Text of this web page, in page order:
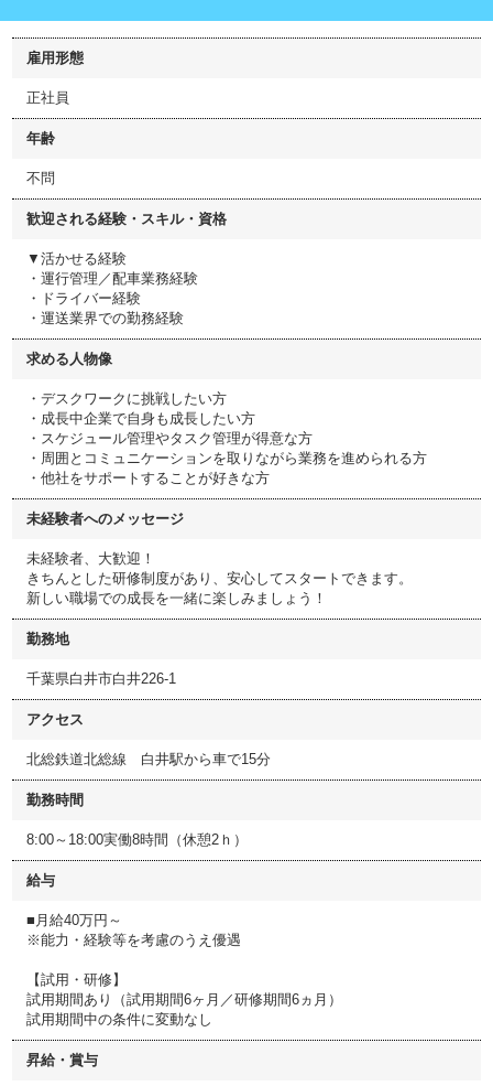
雇用形態
正社員
年齢
不問
歓迎される経験・スキル・資格
▼活かせる経験
・運行管理／配車業務経験
・ドライバー経験
・運送業界での勤務経験
求める人物像
・デスクワークに挑戦したい方
・成長中企業で自身も成長したい方
・スケジュール管理やタスク管理が得意な方
・周囲とコミュニケーションを取りながら業務を進められる方
・他社をサポートすることが好きな方
未経験者へのメッセージ
未経験者、大歓迎！
きちんとした研修制度があり、安心してスタートできます。
新しい職場での成長を一緒に楽しみましょう！
勤務地
千葉県白井市白井226-1
アクセス
北総鉄道北総線 白井駅から車で15分
勤務時間
8:00～18:00実働8時間（休憩2ｈ）
給与
■月給40万円～
※能力・経験等を考慮のうえ優遇
【試用・研修】
試用期間あり（試用期間6ヶ月／研修期間6ヵ月）
試用期間中の条件に変動なし
昇給・賞与